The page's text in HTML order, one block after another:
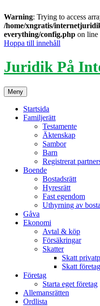
Warning: Trying to access
/home/xngratis/
everything/config.php on line
Hoppa till innehåll
Juridik På
Meny
Startsida
Familjerätt
Testamente
Äktenskap
Sambor
Barn
Registrerat
Boende
Bostadsrätt
Hyresrätt
Fast egendom
Uthyrning av
Gåva
Ekonomi
Avtal & köp
Försäkringar
Skatter
Skatt
Skatt företag
Företag
Starta eget företag
Allemansrätten
Ordlista